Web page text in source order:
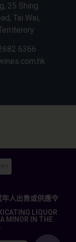
25 Shing
Tai Wai,
6366
人出售或供應令
LIQUOR
MINOR IN THE